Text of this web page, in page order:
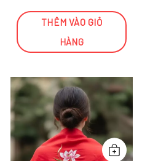
THÊM VÀO GIỎ
HÀNG